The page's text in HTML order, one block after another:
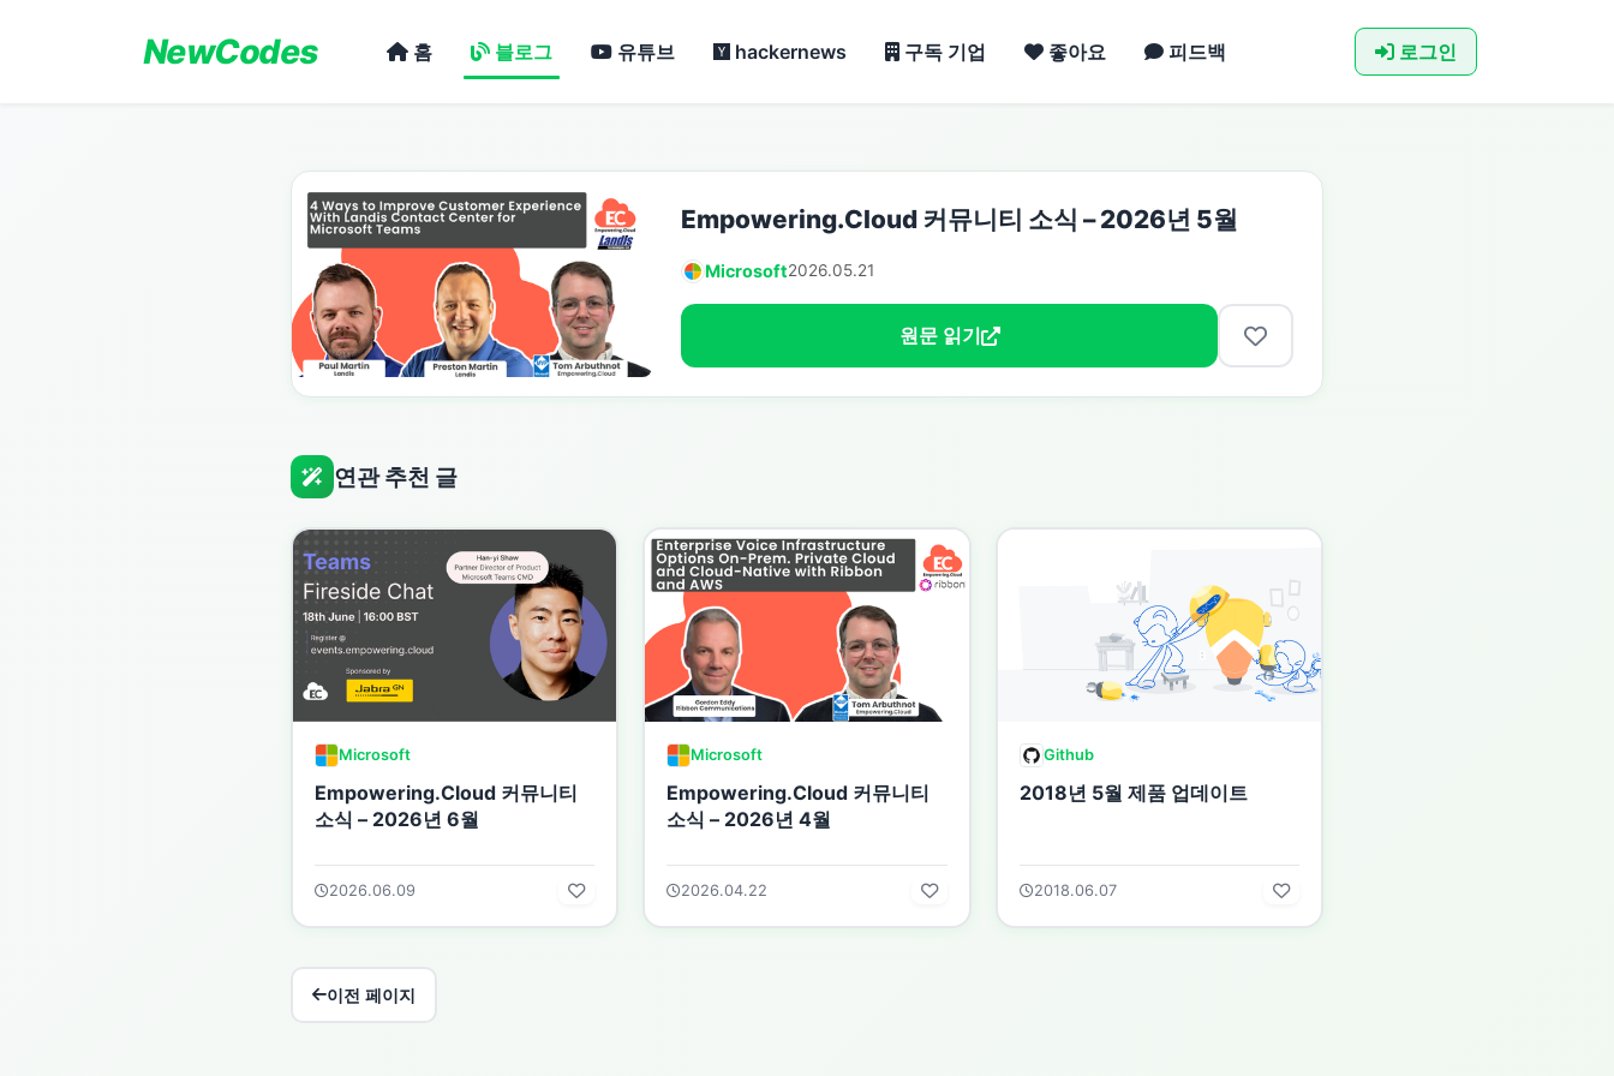
NewCodes 홈 블로그 유튜브 hackernews 구독 기업 좋아요 피드백 로그인
Empowering.Cloud 커뮤니티 소식 – 2026년 5월
Microsoft2026.05.21
원문 읽기
연관 추천 글
Microsoft
Empowering.Cloud 커뮤니티
소식 – 2026년 6월
2026.06.09
Microsoft
Empowering.Cloud 커뮤니티
소식 – 2026년 4월
2026.04.22
Github
2018년 5월 제품 업데이트
2018.06.07
이전 페이지